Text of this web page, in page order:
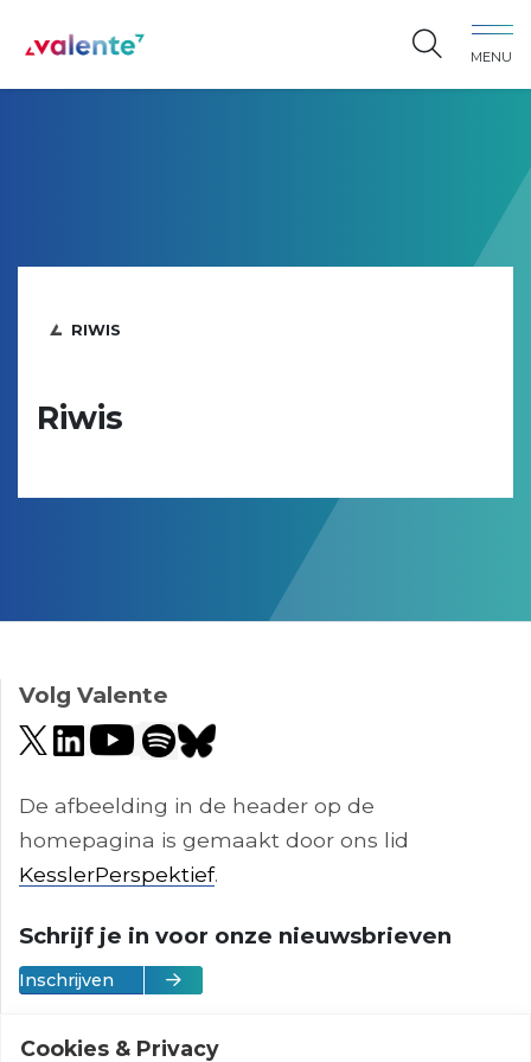
MENU
RIWIS
Riwis
Volg Valente
De afbeelding in de header op de
homepagina is gemaakt door ons lid
KesslerPerspektief.
Schrijf je in voor onze nieuwsbrieven
Inschrijven
Cookies & Privacy